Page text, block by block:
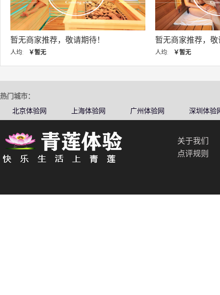
暂无商家推荐，敬请期待！
人均: ￥暂无
暂无商家推荐，敬
人均: ￥暂无
热门城市：
北京体验网
上海体验网 广州体验网 深圳体验
关于我们
点评规则